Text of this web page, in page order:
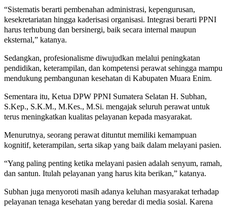
“Sistematis berarti pembenahan administrasi, kepengurusan,
kesekretariatan hingga kaderisasi organisasi. Integrasi berarti PPNI
harus terhubung dan bersinergi, baik secara internal maupun
eksternal,” katanya.
Sedangkan, profesionalisme diwujudkan melalui peningkatan
pendidikan, keterampilan, dan kompetensi perawat sehingga mampu
mendukung pembangunan kesehatan di Kabupaten Muara Enim.
Sementara itu, Ketua DPW PPNI Sumatera Selatan H. Subhan,
S.Kep., S.K.M., M.Kes., M.Si. mengajak seluruh perawat untuk
terus meningkatkan kualitas pelayanan kepada masyarakat.
Menurutnya, seorang perawat dituntut memiliki kemampuan
kognitif, keterampilan, serta sikap yang baik dalam melayani pasien.
“Yang paling penting ketika melayani pasien adalah senyum, ramah,
dan santun. Itulah pelayanan yang harus kita berikan,” katanya.
Subhan juga menyoroti masih adanya keluhan masyarakat terhadap
pelayanan tenaga kesehatan yang beredar di media sosial. Karena